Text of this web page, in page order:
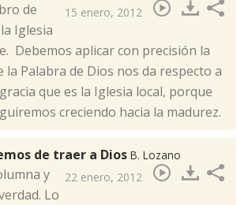
15 enero, 2012
de
Iglesia
Debemos aplicar con precisión la
la Palabra de Dios nos da respecto a
que es la Iglesia local, porque
creciendo hacia la madurez.
de traer a Dios B. Lozano
22 enero, 2012
y
Lo